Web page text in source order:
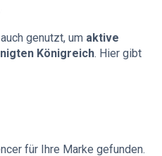
genutzt, um aktive
Königreich. Hier gibt
für Ihre Marke gefunden.